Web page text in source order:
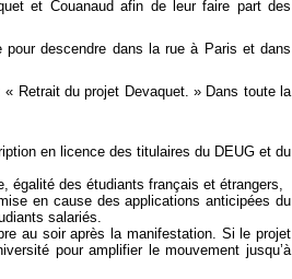
et Couanaud afin de leur faire part des
descendre dans la rue à Paris et dans
Retrait du projet Devaquet. » Dans toute la
en licence des titulaires du DEUG et du
égalité des étudiants français et étrangers,
en cause des applications anticipées du
salariés.
au soir après la manifestation. Si le projet
pour amplifier le mouvement jusqu’à